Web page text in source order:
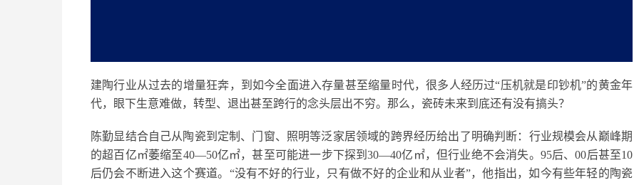
建陶行业从过去的增量狂奔，到如今全面进入存量甚至缩量时代，很多人经历过“压机就是印钞机”的黄金年
代，眼下生意难做，转型、退出甚至跨行的念头层出不穷。那么，瓷砖未来到底还有没有搞头？
陈勤显结合自己从陶瓷到定制、门窗、照明等泛家居领域的跨界经历给出了明确判断：行业规模会从巅峰期
的超百亿㎡萎缩至40—50亿㎡，甚至可能进一步下探到30—40亿 ㎡，但行业绝不会消失。 95后、00后甚至10
后仍会不断进入这个赛道。“没有不好的行业，只有做不好的企业和从业者”，他指出，如今有些年轻的陶瓷